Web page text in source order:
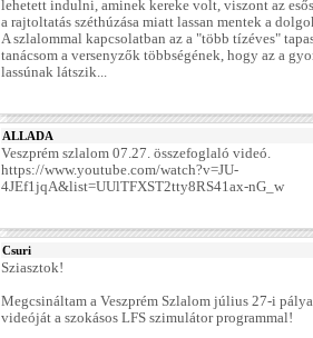
lehetett indulni, aminek kereke volt, viszont az
a rajtoltatás széthúzása miatt lassan mentek a
A szlalommal kapcsolatban az a "több tízéves"
tanácsom a versenyzők többségének, hogy az a
lassúnak látszik...
ALLADA
Veszprém szlalom 07.27. összefoglaló videó.
https://www.youtube.com/watch?v=JU-
4JEf1jqA&list=UUlTFXST2tty8RS41ax-nG_w
Csuri
Sziasztok!
Megcsináltam a Veszprém Szlalom július 27-i
videóját a szokásos LFS szimulátor programmal!